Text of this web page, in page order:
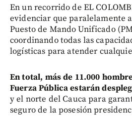
En un recorrido de EL
evidenciar que paralelamente
Puesto de Mando Unificado
coordinando todas las
logísticas para atender
En total, más de 11.000
Fuerza Pública estarán
y el norte del Cauca para
seguro de la posesión